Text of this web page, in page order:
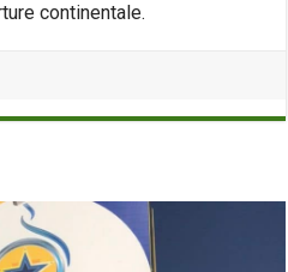
continentale.